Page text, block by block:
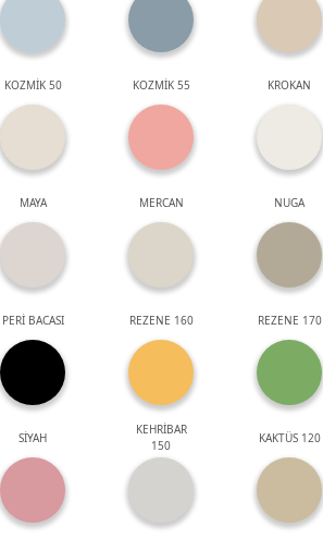
KOZMİK 50 KOZMİK 55 KROKAN
MAYA MERCAN NUGA
PERİ BACASI REZENE 160 REZENE 170
SİYAH
KEHRİBAR
150
KAKTÜS 120